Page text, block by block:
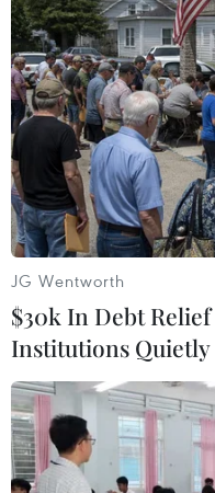
TIN LIÊN QUAN
địa Mecca
21/08/2018 03:35
JG Wentworth
$30k In Debt
Institutions Quietly